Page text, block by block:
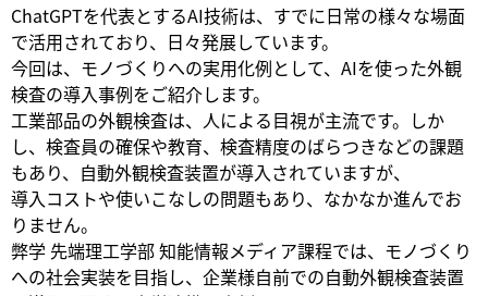
ChatGPTを代表とするAI技術は、すでに日常の様々な場面
で活用されており、日々発展しています。
今回は、モノづくりへの実用化例として、AIを使った外観
検査の導入事例をご紹介します。
工業部品の外観検査は、人による目視が主流です。しか
し、検査員の確保や教育、検査精度のばらつきなどの課題
もあり、自動外観検査装置が導入されていますが、
導入コストや使いこなしの問題もあり、なかなか進んでお
りません。
弊学 先端理工学部 知能情報メディア課程では、モノづくり
への社会実装を目指し、企業様自前での自動外観検査装置